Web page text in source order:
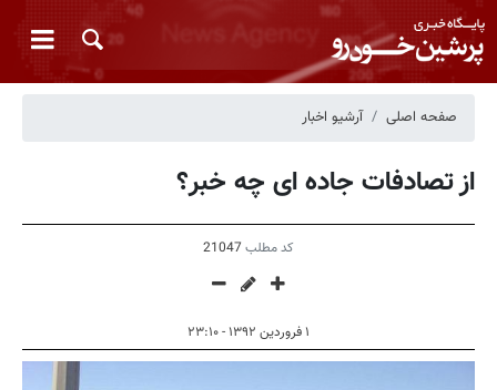
صفحه اصلی آرشیو اخبار
از تصادفات جاده ای چه خبر؟
کد مطلب 21047
۱ فروردین ۱۳۹۲ - ۲۳:۱۰